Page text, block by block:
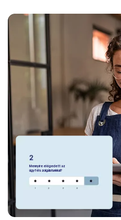
Mennyire elégedett az
ügyfélszolgálatunkkal?